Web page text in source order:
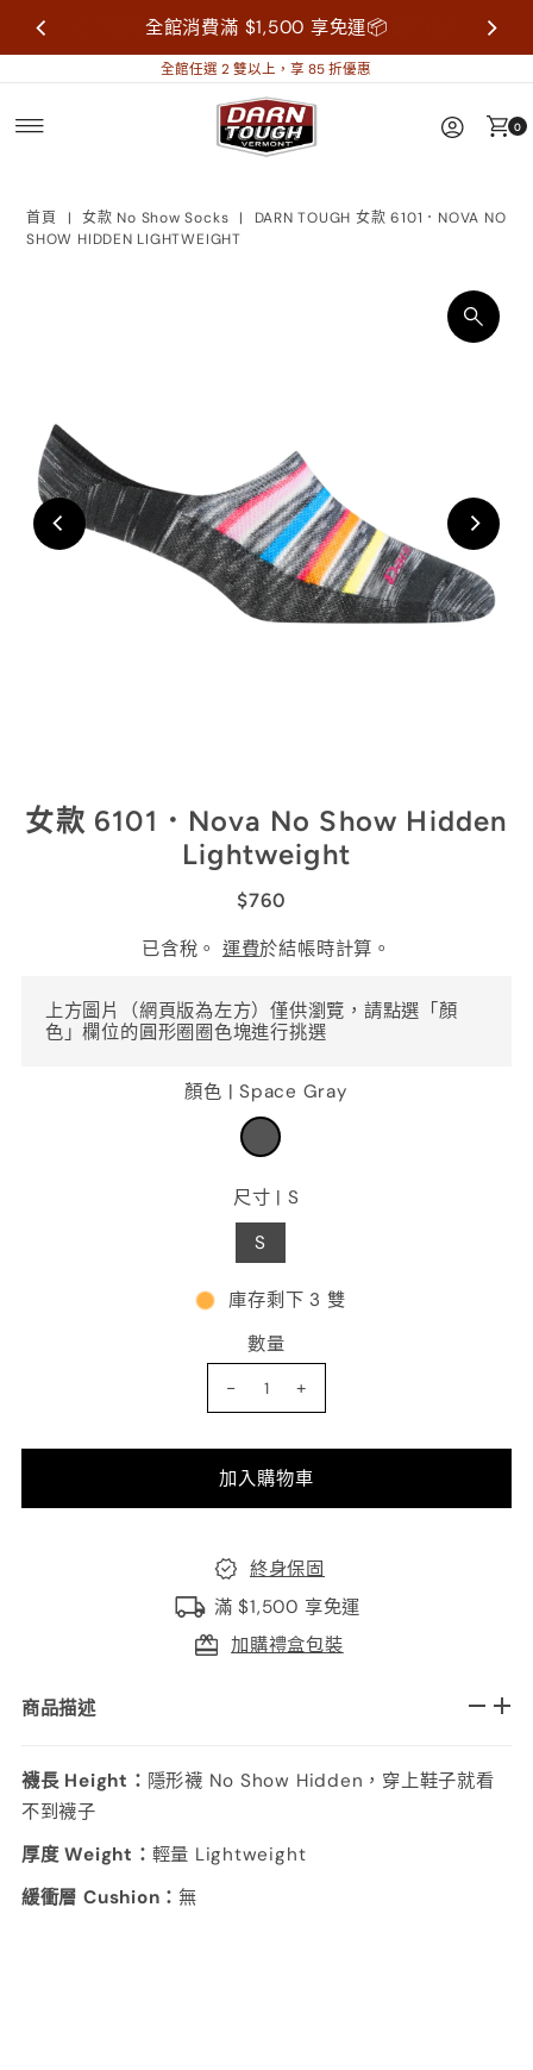
尺寸疑問歡迎來信詢問再做購買，襪子屬於個人
衛生用品，售出不做退換貨。
全館消費滿 $1,500 享免運📦
全館任選 2 雙以上，享 85 折優惠
0
首頁 | 女款 No Show Socks |
DARN TOUGH 女款 6101．NOVA NO
SHOW HIDDEN LIGHTWEIGHT
女款 6101．Nova No Show Hidden
Lightweight
$760
已含稅。 運費於結帳時計算。
上方圖片（網頁版為左方）僅供瀏覽，請點選「顏
色」欄位的圓形圈圈色塊進行挑選
顏色 |Space Gray
尺寸 |S
S
庫存剩下 3 雙
數量
-
+
終身保固
滿 $1,500 享免運
加購禮盒包裝
商品描述
襪長 Height： 隱形襪 No Show Hidden，穿上鞋子就看
不到襪子
厚度 Weight： 輕量 Lightweight
緩衝層 Cushion：無